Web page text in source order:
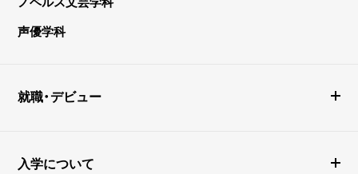
声優学科
就職・デビュー
入学について